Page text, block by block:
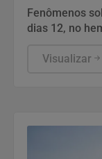
Fenômenos
dias 12, no
Visualizar